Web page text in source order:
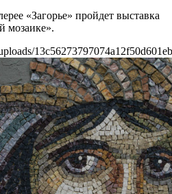
«Загорье» пройдет выставка
мозаике».